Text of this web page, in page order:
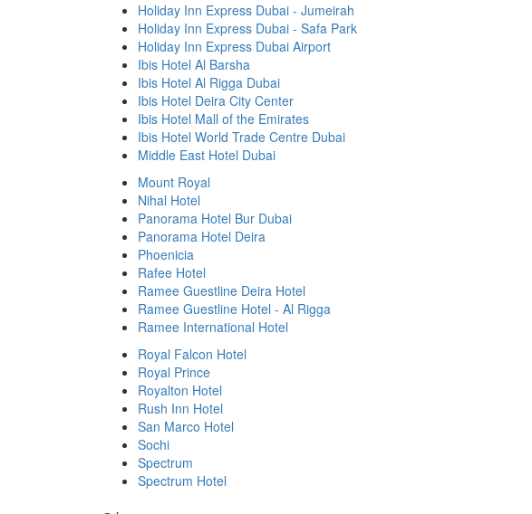
Holiday Inn Express Dubai - Jumeirah
Holiday Inn Express Dubai - Safa Park
Holiday Inn Express Dubai Airport
Ibis Hotel Al Barsha
Ibis Hotel Al Rigga Dubai
Ibis Hotel Deira City Center
Ibis Hotel Mall of the Emirates
Ibis Hotel World Trade Centre Dubai
Middle East Hotel Dubai
Mount Royal
Nihal Hotel
Panorama Hotel Bur Dubai
Panorama Hotel Deira
Phoenicia
Rafee Hotel
Ramee Guestline Deira Hotel
Ramee Guestline Hotel - Al Rigga
Ramee International Hotel
Royal Falcon Hotel
Royal Prince
Royalton Hotel
Rush Inn Hotel
San Marco Hotel
Sochi
Spectrum
Spectrum Hotel